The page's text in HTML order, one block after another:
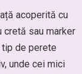
acoperită cu
cretă sau marker
de perete
unde cei mici